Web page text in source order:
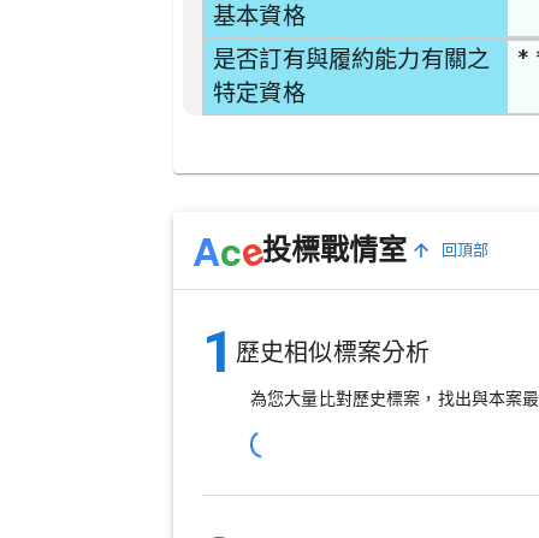
基本資格
是否訂有與履約能力有關之
特定資格
*
Ace投標戰情室 回頂部
1 歷史相似標案分析
為您大量比對歷史標案，找出與本案